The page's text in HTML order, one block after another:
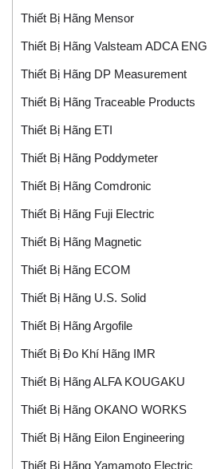
Thiết Bị Hãng Mensor
Thiết Bị Hãng Valsteam ADCA ENG
Thiết Bị Hãng DP Measurement
Thiết Bị Hãng Traceable Products
Thiết Bị Hãng ETI
Thiết Bị Hãng Poddymeter
Thiết Bị Hãng Comdronic
Thiết Bị Hãng Fuji Electric
Thiết Bị Hãng Magnetic
Thiết Bị Hãng ECOM
Thiết Bị Hãng U.S. Solid
Thiết Bị Hãng Argofile
Thiết Bị Đo Khí Hãng IMR
Thiết Bị Hãng ALFA KOUGAKU
Thiết Bị Hãng OKANO WORKS
Thiết Bị Hãng Eilon Engineering
Thiết Bị Hãng Yamamoto Electric